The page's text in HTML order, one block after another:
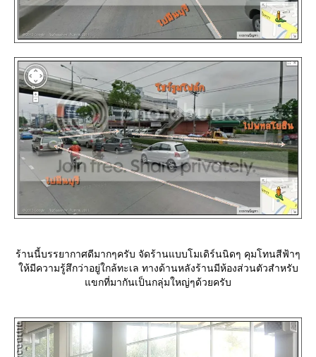
ร้านนี้บรรยากาศดีมากๆครับ จัดร้านแบบโมเดิร์นนิดๆ คุมโทนสีฟ้าๆ
ห้มีความรู้สึกว่าอยู่ใกล้ทะเล ทางด้านหลังร้านมีห้องส่วนตัวสำหรับ
ขกที่มากันเป็นกลุ่มใหญ่ๆด้วยครับ